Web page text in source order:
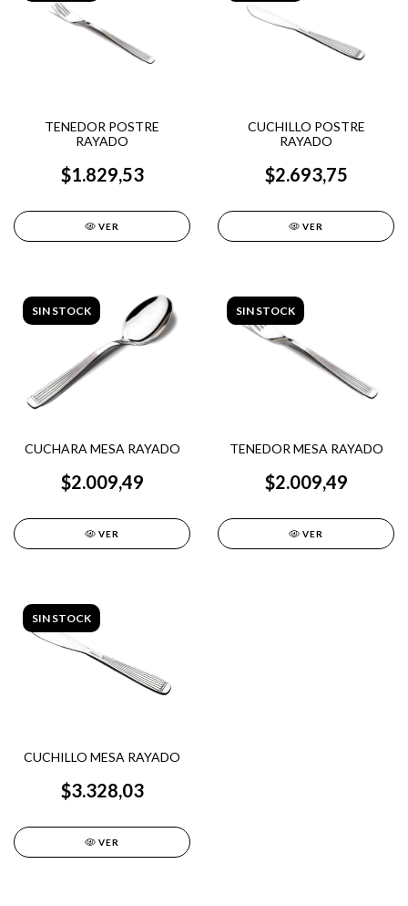
TENEDOR POSTRE
RAYADO
$1.829,53
VER
CUCHILLO POSTRE
RAYADO
$2.693,75
VER
SIN STOCK
CUCHARA MESA RAYADO
$2.009,49
VER
SIN STOCK
TENEDOR MESA RAYADO
$2.009,49
VER
SIN STOCK
CUCHILLO MESA RAYADO
$3.328,03
VER